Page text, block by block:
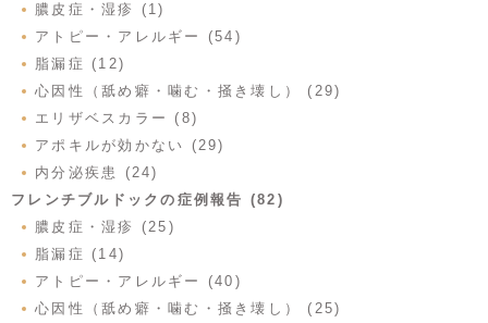
膿皮症・湿疹 (1)
アトピー・アレルギー (54)
脂漏症 (12)
心因性（舐め癖・噛む・掻き壊し） (29)
エリザベスカラー (8)
アポキルが効かない (29)
内分泌疾患 (24)
フレンチブルドックの症例報告 (82)
膿皮症・湿疹 (25)
脂漏症 (14)
アトピー・アレルギー (40)
心因性（舐め癖・噛む・掻き壊し） (25)